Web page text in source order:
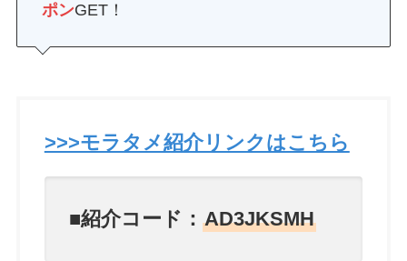
ポンGET！
>>>モラタメ紹介リンクはこちら
■紹介コード： AD3JKSMH